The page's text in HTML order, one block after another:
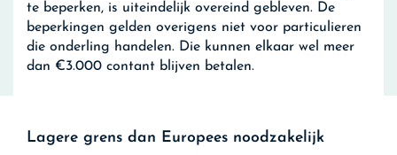
te beperken, is uiteindelijk overeind gebleven. De
beperkingen gelden overigens niet voor particulieren
die onderling handelen. Die kunnen elkaar wel meer
dan €3.000 contant blijven betalen.
Lagere grens dan Europees noodzakelijk